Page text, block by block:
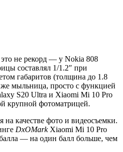
не рекорд — у Nokia 808
составлял 1/1.2″ при
габаритов (толщина до 1.8
мыльница, просто с функцией
S20 Ultra и Xiaomi Mi 10 Pro
крупной фотоматрицей.
на качестве фото и видеосъемки.
DxOMarkXiaomi Mi 10 Pro
— на один балл больше, чем